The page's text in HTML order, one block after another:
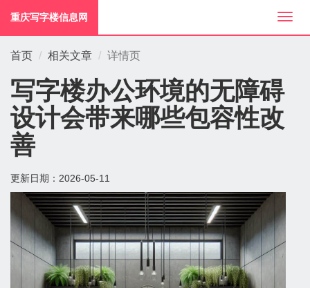
切
换
重庆写字楼信息网
首页 相关文章 详情页
写字楼办公环境的无障碍
设计会带来哪些包容性改
善
更新日期： 2026-05-11